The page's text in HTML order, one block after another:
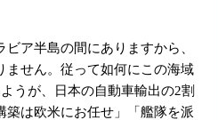
ア半島の間にありますから、
ません。従って如何にこの海域
うが、日本の自動車輸出の2割
築は欧米にお任せ」「艦隊を派